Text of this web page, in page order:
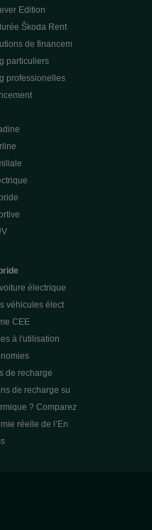
Edition
Škoda Rent
de financem
particuliers
professionelles
électrique
véhicules élect
CEE
à l'utilisation
de recharge
de recharge su
? Comparez
réelle de l’En